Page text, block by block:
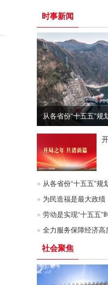
时事新闻
从各省份“十五五”规
从各省份“十五五”
为民造福是最大政绩
社会聚焦